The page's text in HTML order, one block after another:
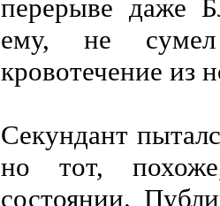
перерыве даже
ему, не сумел
кровотечение из
Секундант
но тот,
состоянии.